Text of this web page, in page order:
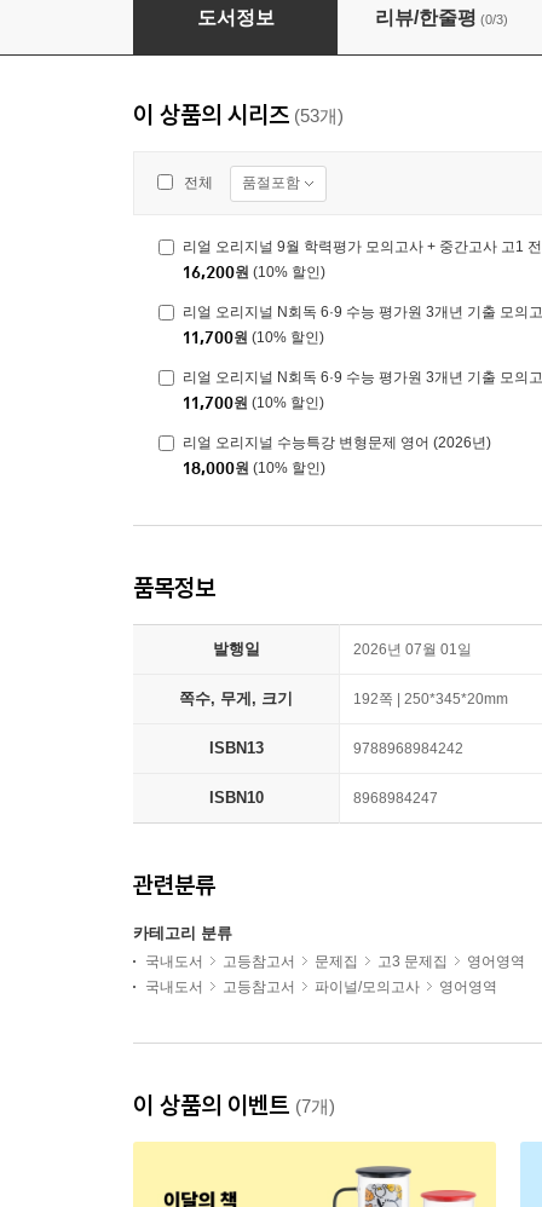
리얼 오리지널 N회독 6·9 수능 평가원 3개년
도서정보 리뷰/한줄평 (0/3)
이 상품의 시리즈 (53개)
전체 품절포함
리얼 오리지널 9월 학력평가 모의고사 + 중간고사 고1
16,200원 (10% 할인)
리얼 오리지널 N회독 6·9 수능 평가원 3개년 기출 모의
11,700원 (10% 할인)
리얼 오리지널 N회독 6·9 수능 평가원 3개년 기출 모의
11,700원 (10% 할인)
리얼 오리지널 수능특강 변형문제 영어 (2026년)
18,000원 (10% 할인)
품목정보
발행일 2026년 07월 01일
쪽수, 무게, 크기 192쪽 | 250*345*20mm
ISBN13 9788968984242
ISBN10 8968984247
관련분류
카테고리 분류
국내도서 고등참고서 문제집 고3 문제집
영어영역
국내도서
고등참고서 파이널/모의고사 영어영역
이 상품의 이벤트 (7개)